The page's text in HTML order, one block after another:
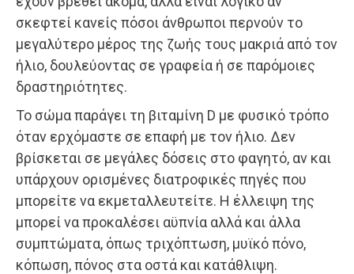
σκεφτεί κανείς πόσοι άνθρωποι περνούν το
μεγαλύτερο μέρος της ζωής τους μακριά από τον
ήλιο, δουλεύοντας σε γραφεία ή σε παρόμοιες
δραστηριότητες.
Το σώμα παράγει τη βιταμίνη D με φυσικό τρόπο
όταν ερχόμαστε σε επαφή με τον ήλιο. Δεν
βρίσκεται σε μεγάλες δόσεις στο φαγητό, αν και
υπάρχουν ορισμένες διατροφικές πηγές που
μπορείτε να εκμεταλλευτείτε. Η έλλειψη της
μπορεί να προκαλέσει αϋπνία αλλά και άλλα
συμπτώματα, όπως τριχόπτωση, μυϊκό πόνο,
κόπωση, πόνος στα οστά και κατάθλιψη.